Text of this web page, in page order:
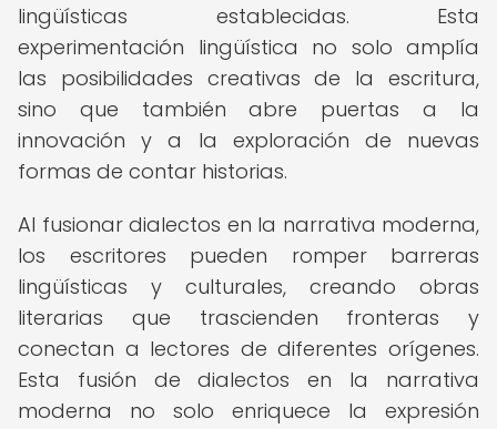
lingüísticas establecidas. Esta
experimentación lingüística no solo amplía
las posibilidades creativas de la escritura,
sino que también abre puertas a la
innovación y a la exploración de nuevas
formas de contar historias.
Al fusionar dialectos en la narrativa moderna,
los escritores pueden romper barreras
lingüísticas y culturales, creando obras
literarias que trascienden fronteras y
conectan a lectores de diferentes orígenes.
Esta fusión de dialectos en la narrativa
moderna no solo enriquece la expresión